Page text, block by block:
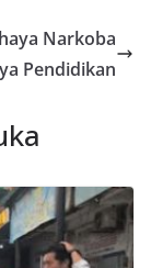
Narkoba
Pendidikan